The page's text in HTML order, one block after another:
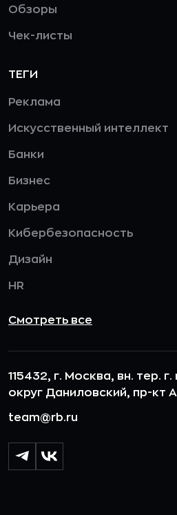
Обзоры
Чек-листы
ТЕГИ
Реклама
Искусственный интеллект
Банки
Бизнес
Карьера
Кибербезопасность
Дизайн
HR
Смотреть все
115432, г. Москва, вн. тер.
округ Даниловский, пр-кт
team@rb.ru